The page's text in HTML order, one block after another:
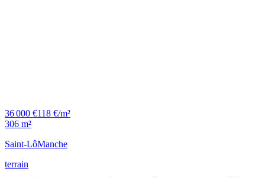
36 000 €118 €/m²
306 m²
Saint-LôManche
terrain